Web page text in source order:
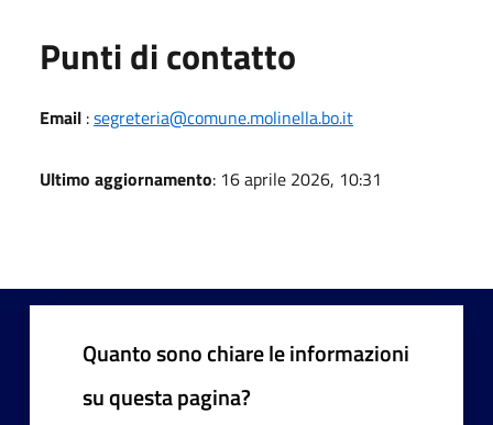
Punti di contatto
Email :segreteria@comune.molinella.bo.it
Ultimo aggiornamento: 16 aprile 2026, 10:31
Quanto sono chiare le informazioni
su questa pagina?